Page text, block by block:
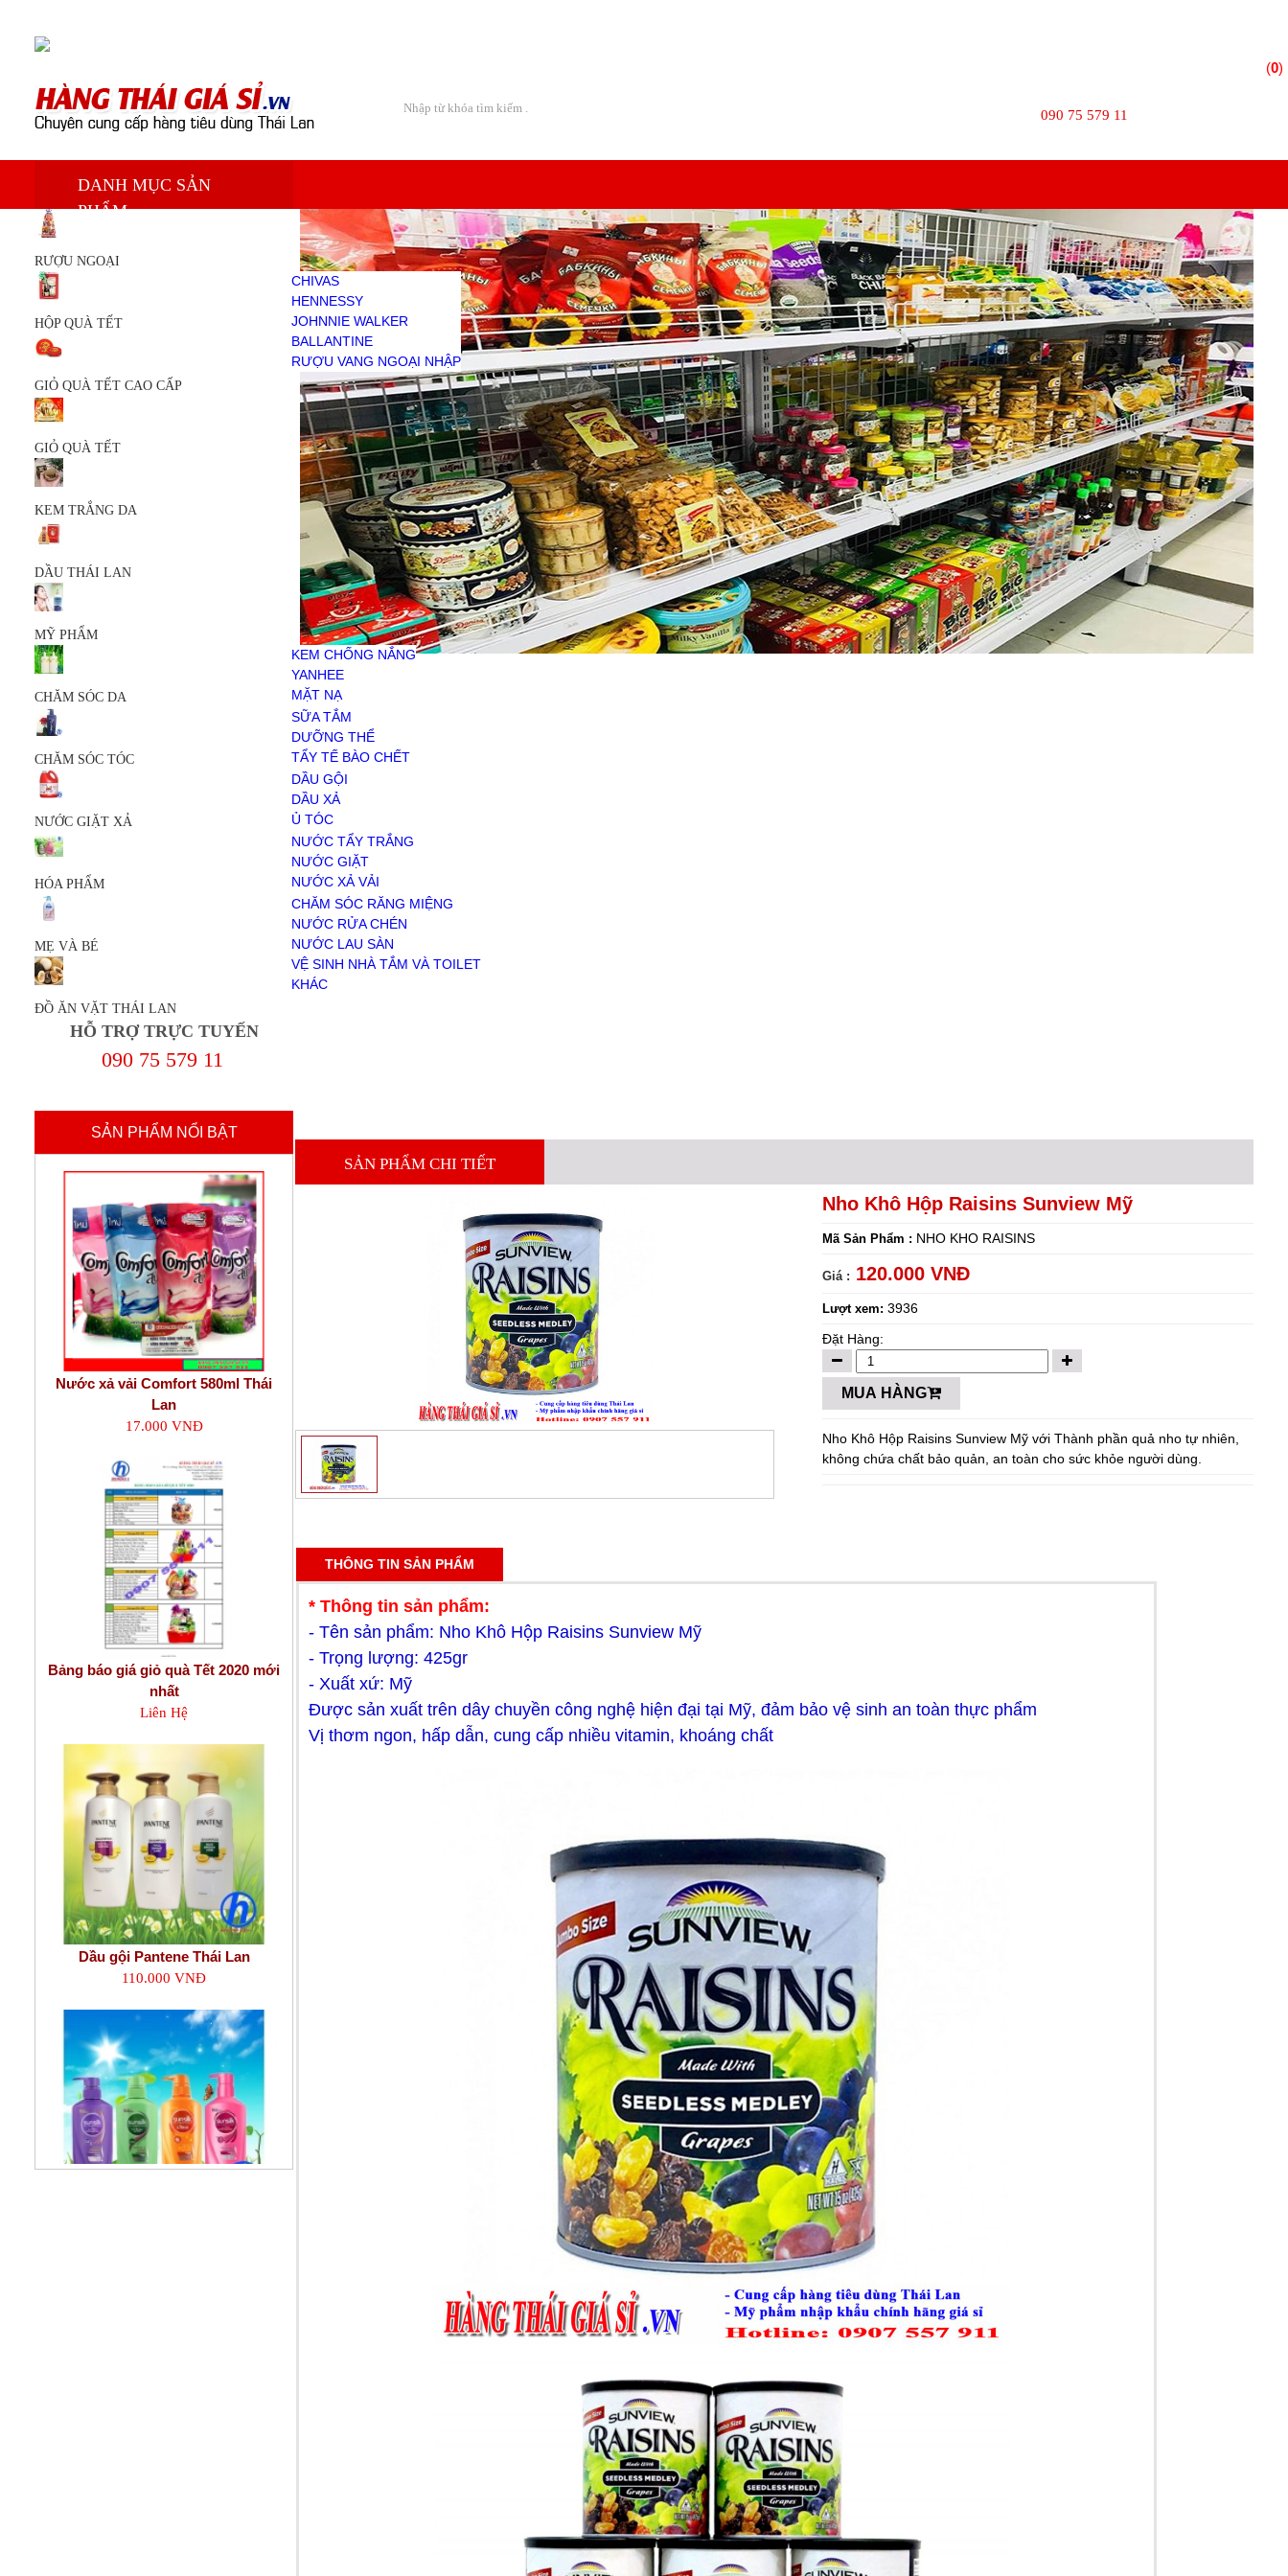
(0)
090 75 579 11
Sản phẩm
RƯỢU NGOẠI
CHIVAS
JOHNNIE WALKER
BALLANTINE
HỘP QUÀ TẾT
GIỎ QUÀ TẾT CAO CẤP
KEM TRẮNG DA
DẦU THÁI LAN
KEM CHỐNG NẮNG
YANHEE
MẶT NẠ
SERUM
SỮA RỬA MẶT
CHĂM SÓC DA
SỮA TẮM
DƯỠNG THỂ
TẨY TẾ BÀO CHẾT
CHĂM SÓC TÓC
DẦU GỘI
DẦU XẢ
Ủ TÓC
NƯỚC GIẶT XẢ
NƯỚC TẨY TRẮNG
NƯỚC GIẶT
NƯỚC XẢ VẢI
BỘT GIẶT
HÓA PHẨM
CHĂM SÓC RĂNG MIỆNG
NƯỚC RỬA CHÉN
NƯỚC LAU SÀN
VỆ SINH NHÀ TẮM VÀ TOILET
MẸ VÀ BÉ
ĐỒ ĂN VẶT THÁI LAN
Chính sách mua hàng
Chính sách thanh toán
Thanh Toán
DANH MỤC SẢN
PHẨM
RƯỢU NGOẠI
CHIVAS
HENNESSY
JOHNNIE WALKER
BALLANTINE
RƯỢU VANG NGOẠI NHẬP
HỘP QUÀ TẾT
GIỎ QUÀ TẾT CAO CẤP
GIỎ QUÀ TẾT
KEM TRẮNG DA
DẦU THÁI LAN
MỸ PHẨM
KEM CHỐNG NẮNG
YANHEE
MẶT NẠ
SERUM
SỮA RỬA MẶT
SẢN PHẨM KHÁC
CHĂM SÓC DA
SỮA TẮM
DƯỠNG THỂ
TẨY TẾ BÀO CHẾT
CHĂM SÓC TÓC
DẦU GỘI
DẦU XẢ
Ủ TÓC
NƯỚC GIẶT XẢ
NƯỚC TẨY TRẮNG
NƯỚC GIẶT
NƯỚC XẢ VẢI
BỘT GIẶT
HÓA PHẨM
CHĂM SÓC RĂNG MIỆNG
NƯỚC RỬA CHÉN
NƯỚC LAU SÀN
VỆ SINH NHÀ TẮM VÀ TOILET
KHÁC
MẸ VÀ BÉ
ĐỒ ĂN VẶT THÁI LAN
HỖ TRỢ TRỰC TUYẾN
090 75 579 11
SẢN PHẨM NỔI BẬT
Nước xả vải Comfort 580ml Thái
Lan
17.000 VNĐ
Bảng báo giá giỏ quà Tết 2020 mới
nhất
Liên Hệ
Dầu gội Pantene Thái Lan
110.000 VNĐ
SẢN PHẨM CHI TIẾT
Nho Khô Hộp Raisins Sunview Mỹ
Mã Sản Phẩm : NHO KHO RAISINS
Giá : 120.000 VNĐ
Lượt xem: 3936
Đặt Hàng:
MUA HÀNG
Nho Khô Hộp Raisins Sunview Mỹ với Thành phần quả nho tự nhiên,
không chứa chất bảo quản, an toàn cho sức khỏe người dùng.
THÔNG TIN SẢN PHẨM
* Thông tin sản phẩm:
- Tên sản phẩm: Nho Khô Hộp Raisins Sunview Mỹ
- Trọng lượng: 425gr
- Xuất xứ: Mỹ
Được sản xuất trên dây chuyền công nghệ hiện đại tại Mỹ, đảm bảo vệ sinh an toàn thực phẩm
Vị thơm ngon, hấp dẫn, cung cấp nhiều vitamin, khoáng chất